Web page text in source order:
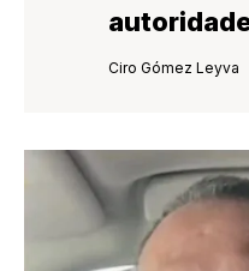
Ciro Gómez Leyva